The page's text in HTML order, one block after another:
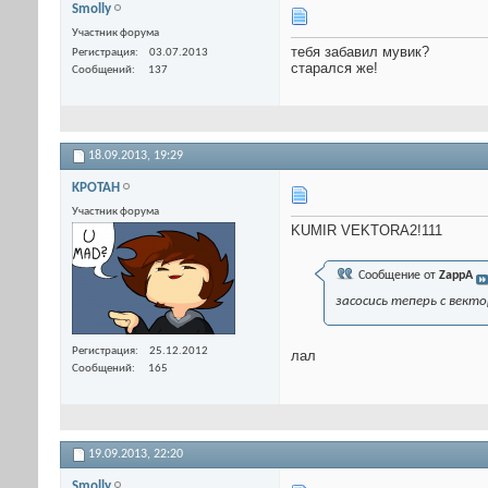
Smolly
Участник форума
Регистрация
03.07.2013
Сообщений
137
тебя забавил мувик?
старался же!
18.09.2013, 19:29
KPOTAH
Участник форума
Регистрация
25.12.2012
Сообщений
165
KUMIR VEKTORA2!111
Сообщение от ZappA
засосись теперь с
лал
19.09.2013, 22:20